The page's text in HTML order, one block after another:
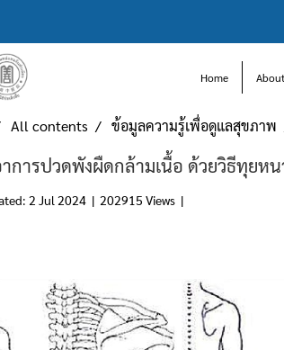
Home
All contents ข้อมูลความรู้เพื่อดูแลสุขภาพ
การปวดพังผืดกล้ามเนื้อ ด้วยวิธีทุยห
2 Jul 2024 | 202915 Views |